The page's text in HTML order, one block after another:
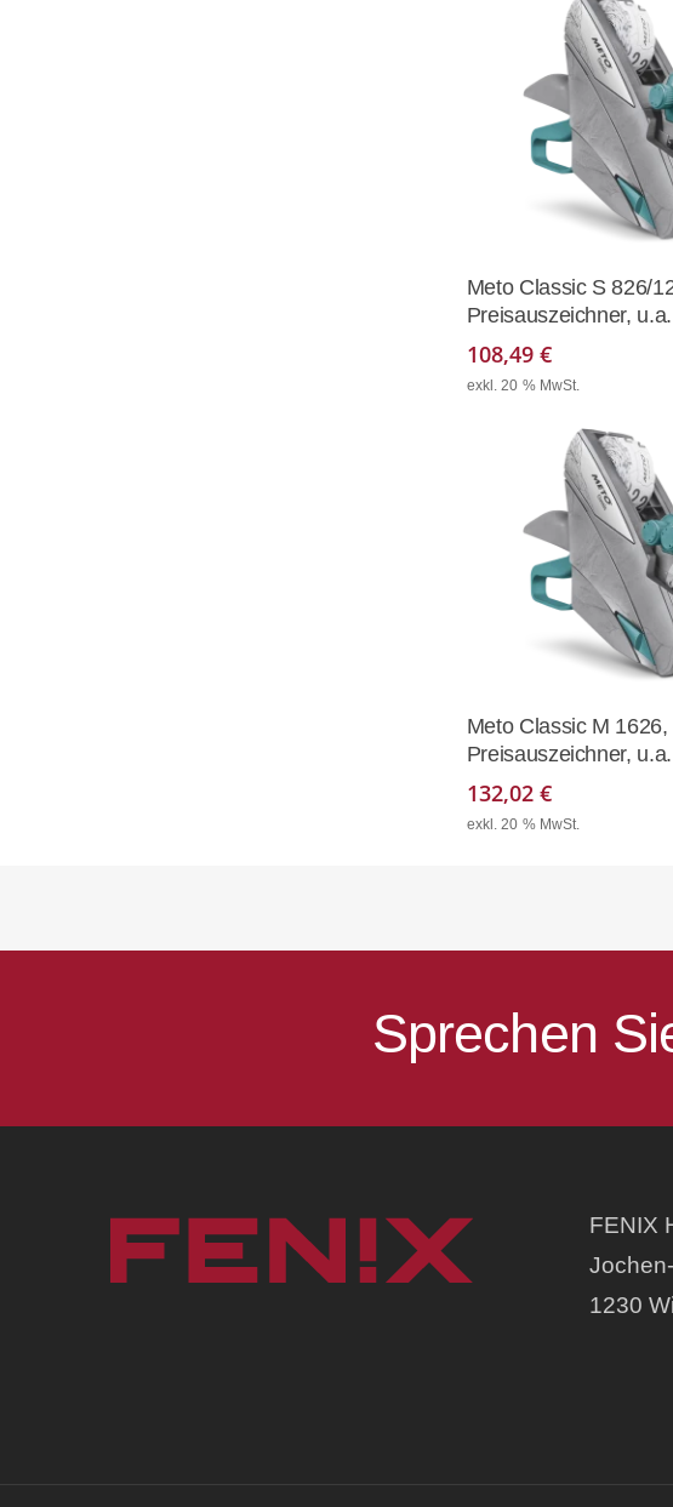
In Den
Meto Classic S 826/
Preisauszeichner,
108,49€
exkl. 20 % MwSt.
In Den
Meto Classic M 1626,
Preisauszeichner,
132,02€
exkl. 20 % MwSt.
Sprechen
FENIX
1230